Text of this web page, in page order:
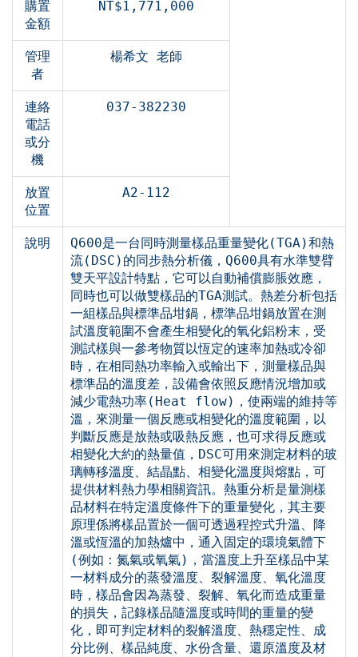
購置
金額
NT$1,771,000
管理
者
楊希文 老師
連絡
電話
或分
機
037-382230
放置
位置
A2-112
說明
Q600是一台同時測量樣品重量變化(TGA)和熱
流(DSC)的同步熱分析儀，Q600具有水準雙臂
雙天平設計特點，它可以自動補償膨脹效應，
同時也可以做雙樣品的TGA測試。熱差分析包括
一組樣品與標準品坩鍋，標準品坩鍋放置在測
試溫度範圍不會產生相變化的氧化鋁粉末，受
測試樣與一參考物質以恆定的速率加熱或冷卻
時，在相同熱功率輸入或輸出下，測量樣品與
標準品的溫度差，設備會依照反應情況增加或
減少電熱功率(Heat flow)，使兩端的維持等
溫，來測量一個反應或相變化的溫度範圍，以
判斷反應是放熱或吸熱反應，也可求得反應或
相變化大約的熱量值，DSC可用來測定材料的玻
璃轉移溫度、結晶點、相變化溫度與熔點，可
提供材料熱力學相關資訊。熱重分析是量測樣
品材料在特定溫度條件下的重量變化，其主要
原理係將樣品置於一個可透過程控式升溫、降
溫或恆溫的加熱爐中，通入固定的環境氣體下
(例如：氮氣或氧氣)，當溫度上升至樣品中某
一材料成分的蒸發溫度、裂解溫度、氧化溫度
時，樣品會因為蒸發、裂解、氧化而造成重量
的損失，記錄樣品隨溫度或時間的重量的變
化，即可判定材料的裂解溫度、熱穩定性、成
分比例、樣品純度、水份含量、還原溫度及材